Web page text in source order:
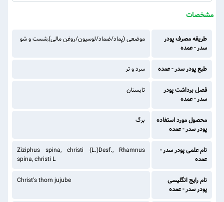
مشخصات
طریقه مصرف پودر
سدر - عمده
موضعی (پماد/ضماد/لوسیون/روغن مالی),شست و شو
طبع پودر سدر - عمده سرد و تر
فصل برداشت پودر
سدر - عمده
تابستان
محصول مورد استفاده
پودر سدر - عمده
برگ
نام علمی پودر سدر -
عمده
Ziziphus spina, christi (L.)Desf., Rhamnus
spina, christi L
نام رایج انگلیسی
پودر سدر - عمده
Christ's thorn jujube